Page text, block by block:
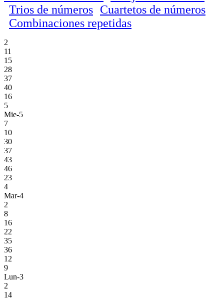
Trios de números Cuartetos de números
Combinaciones repetidas
2
11
15
28
37
40
16
5
Mie-5
7
10
30
37
43
46
23
4
Mar-4
2
8
16
22
35
36
12
9
Lun-3
2
14